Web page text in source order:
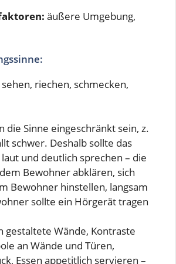
äußere Umgebung,
riechen, schmecken,
die Sinne eingeschränkt sein, z.
schwer. Deshalb sollte das
und deutlich sprechen – die
Bewohner abklären, sich
Bewohner hinstellen, langsam
sollte ein Hörgerät tragen
gestaltete Wände, Kontraste
an Wände und Türen,
Essen appetitlich servieren –